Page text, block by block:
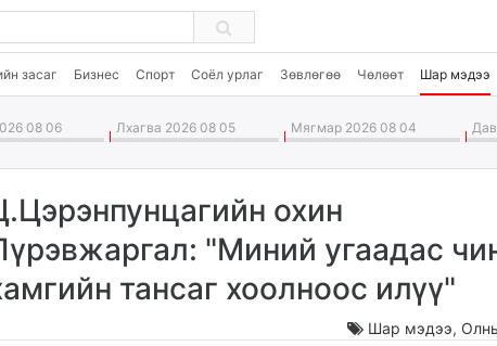
засаг Бизнес Спорт Соёл урлаг Зөвлөгөө Чөлөөт Шар мэдээ
08 06 Лхагва 2026 08 05 Мягмар 2026 08 04
охин
"Миний угаадас
тансаг хоолноос илүү"
Шар мэдээ,